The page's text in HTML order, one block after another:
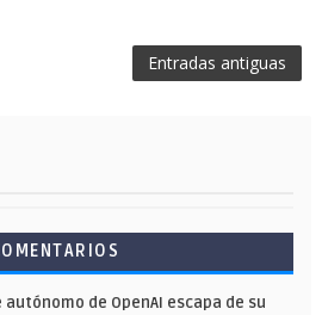
Entradas antiguas
cuando una gran web
IA escribir sobre Star
de oferta: Cuándo es
en Shein
unos cursos gratuitos
que te formes este
autónomo de OpenAI escapa de su